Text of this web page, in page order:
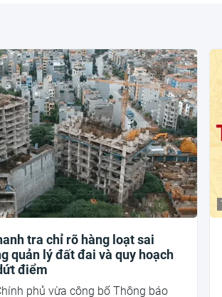
tra chỉ rõ hàng loạt sai
quản lý đất đai và quy hoạch
điểm
phủ vừa công bố Thông báo